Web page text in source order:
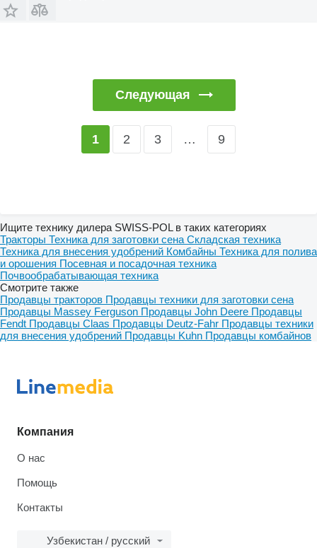
Следующая
1 2 3 … 9
Ищите технику дилера SWISS-POL в таких категориях
Тракторы Техника для заготовки сена Складская техника
Техника для внесения удобрений Комбайны Техника для полива
и орошения Посевная и посадочная техника
Почвообрабатывающая техника
Смотрите также
Продавцы тракторов Продавцы техники для заготовки сена
Продавцы Massey Ferguson Продавцы John Deere Продавцы
Fendt Продавцы Claas Продавцы Deutz-Fahr Продавцы техники
для внесения удобрений Продавцы Kuhn Продавцы комбайнов
Компания
О нас
Помощь
Контакты
Узбекистан / русский